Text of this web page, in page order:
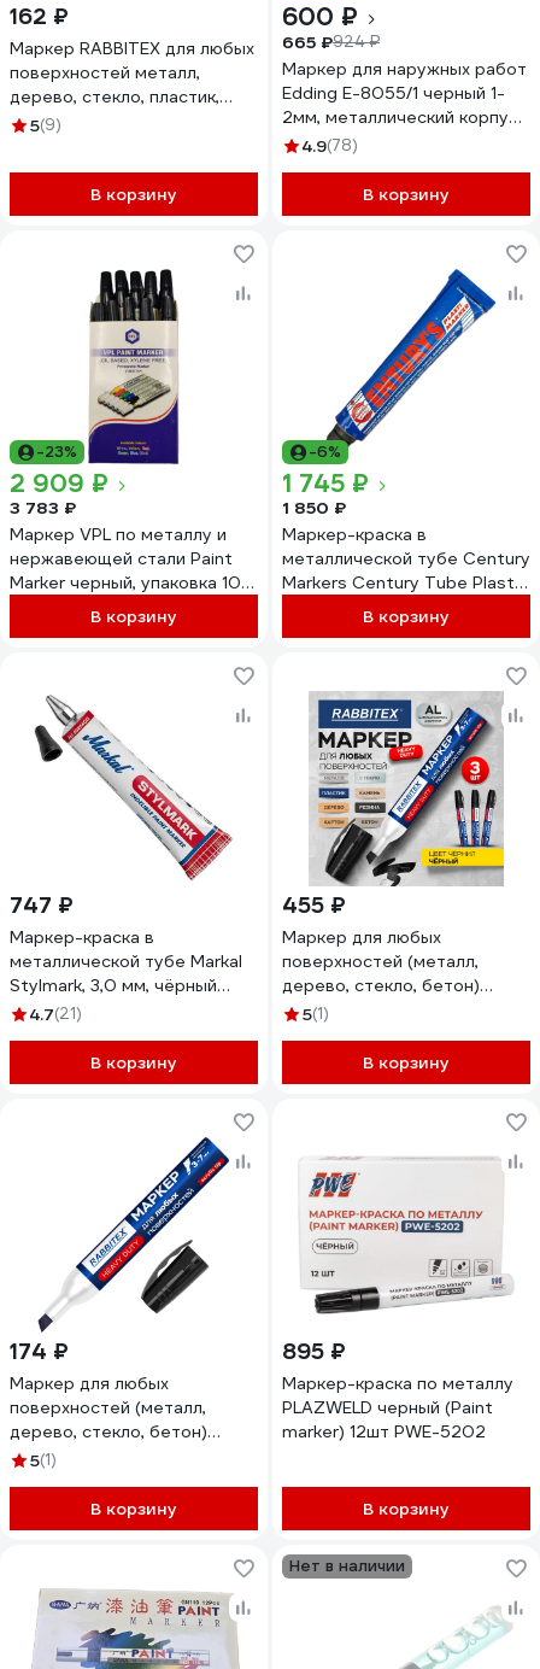
162 ₽
Маркер RABBITEX для любых
поверхностей металл,
дерево, стекло, пластик,
бетон, черный 3-7мм, ,
5(9)
В корзину
600 ₽
665 ₽924 ₽
Маркер для наружных работ
Edding E-8055/1 черный 1-
2мм, металлический корпус
537647
4.9(78)
В корзину
-23%
2 909 ₽
3 783 ₽
Маркер VPL по металлу и
нержавеющей стали Paint
Marker черный, упаковка 10
шт. VPLMT6000-BLK
В корзину
-6%
1 745 ₽
1 850 ₽
Маркер-краска в
металлической тубе Century
Markers Century Tube Plastic
Marker, 3,0 мм, упаковка 10
шт, черный CM99011-10
В корзину
747 ₽
Маркер-краска в
металлической тубе Markal
Stylmark, 3,0 мм, чёрный
96655
4.7(21)
В корзину
455 ₽
Маркер для любых
поверхностей (металл,
дерево, стекло, бетон)
RABBITEX 3 ШТУКИ, черный
5(1)
В корзину
174 ₽
Маркер для любых
поверхностей (металл,
дерево, стекло, бетон)
RABBITEX1 ШТУКА, черный 3-
5(1)
В корзину
895 ₽
Маркер-краска по металлу
PLAZWELD черный (Paint
marker) 12шт PWE-5202
В корзину
Нет в наличии